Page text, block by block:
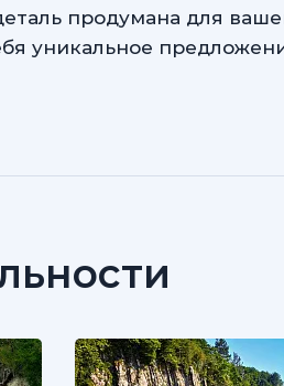
продумана для
уникальное